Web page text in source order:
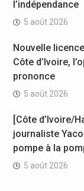
l’indépendance
5 août 2026
Nouvelle
Côte d’Ivoire,
prononce
5 août 2026
[Côte d’Ivoire/
journaliste
pompe à la
5 août 2026